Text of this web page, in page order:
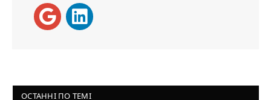
ОСТАННІ ПО ТЕМІ